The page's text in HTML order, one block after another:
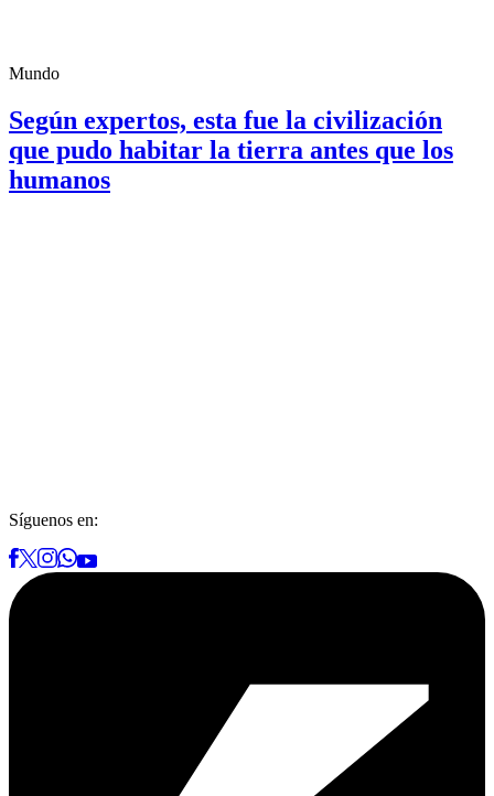
Mundo
Según expertos, esta fue la civilización
que pudo habitar la tierra antes que los
humanos
Síguenos en: